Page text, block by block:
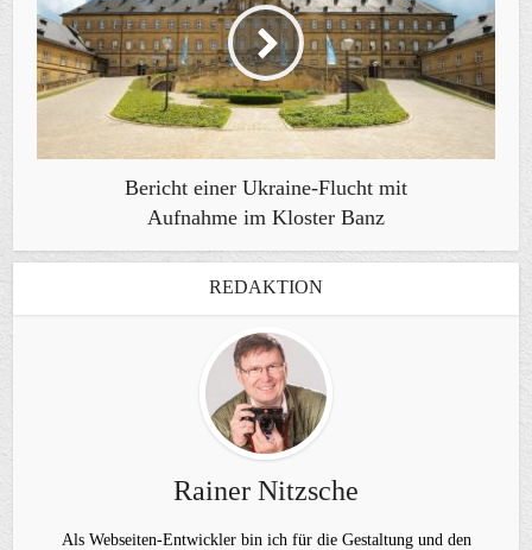
Bericht einer Ukraine-Flucht mit
Aufnahme im Kloster Banz
REDAKTION
Rainer Nitzsche
Als Webseiten-Entwickler bin ich für die Gestaltung und den